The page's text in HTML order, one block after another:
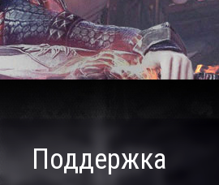
Поддержка
Поддержка